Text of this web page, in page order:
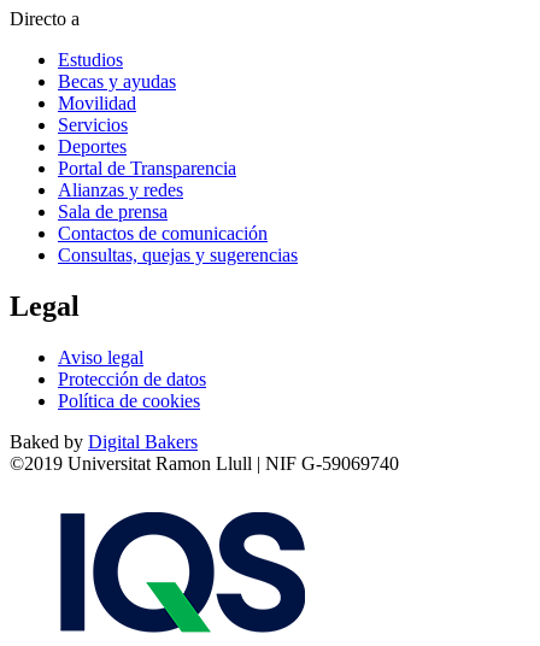
Directo a
Estudios
Becas y ayudas
Movilidad
Servicios
Deportes
Portal de Transparencia
Alianzas y redes
Sala de prensa
Contactos de comunicación
Consultas, quejas y sugerencias
Legal
Aviso legal
Protección de datos
Política de cookies
Baked by Digital Bakers
©2019 Universitat Ramon Llull | NIF G-59069740